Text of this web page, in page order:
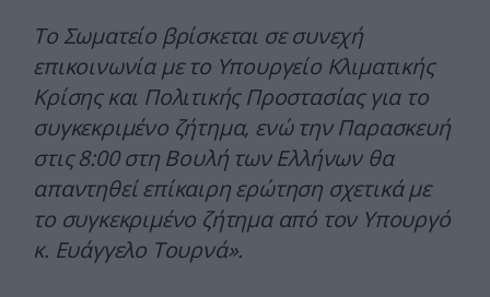
Το Σωματείο βρίσκεται σε συνεχή
επικοινωνία με το Υπουργείο Κλιματικής
Κρίσης και Πολιτικής Προστασίας για το
συγκεκριμένο ζήτημα, ενώ την Παρασκευή
στις 8:00 στη Βουλή των Ελλήνων θα
απαντηθεί επίκαιρη ερώτηση σχετικά με
το συγκεκριμένο ζήτημα από τον Υπουργό
κ. Ευάγγελο Τουρνά».